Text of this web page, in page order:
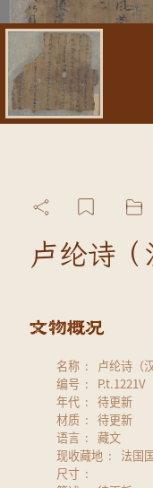
卢纶诗
名称
卢纶诗（
编号
P.t.1221V
年代
待更新
材质
待更新
语言
藏文
现收藏地
法国
尺寸